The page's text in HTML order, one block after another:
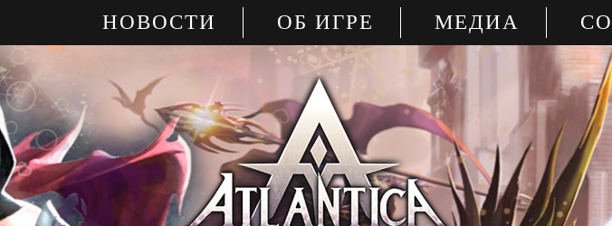
НОВОСТИ ОБ ИГРЕ МЕДИА